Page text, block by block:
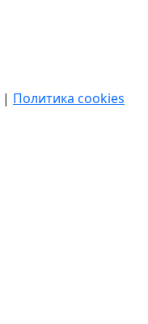
| Политика cookies